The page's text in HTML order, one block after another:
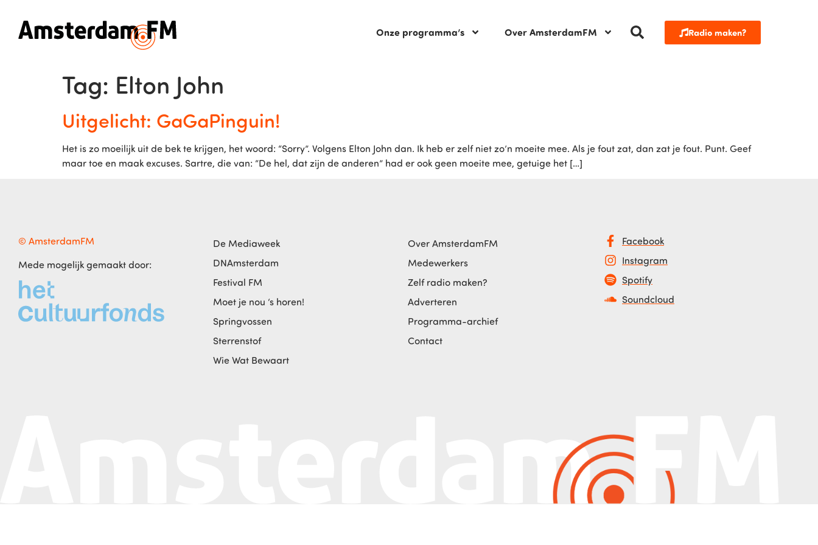
Onze programma’s Over AmsterdamFM Radio maken?
Tag: Elton John
Uitgelicht: GaGaPinguin!
Het is zo moeilijk uit de bek te krijgen, het woord: “Sorry”. Volgens Elton John dan. Ik heb er zelf niet zo’n moeite mee. Als je fout zat, dan zat je fout. Punt. Geef
maar toe en maak excuses. Sartre, die van: “De hel, dat zijn de anderen” had er ook geen moeite mee, getuige het […]
© AmsterdamFM
Mede mogelijk gemaakt door:
De Mediaweek
DNAmsterdam
Festival FM
Moet je nou ‘s horen!
Springvossen
Sterrenstof
Wie Wat Bewaart
Over AmsterdamFM
Medewerkers
Zelf radio maken?
Adverteren
Programma-archief
Contact
Facebook
Instagram
Spotify
Soundcloud